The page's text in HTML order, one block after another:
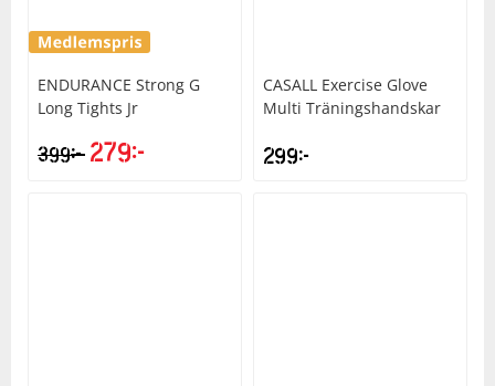
ENDURANCE Strong G
Long Tights Jr
399kr 279kr
CASALL Exercise Glove
Multi Träningshandskar
299kr